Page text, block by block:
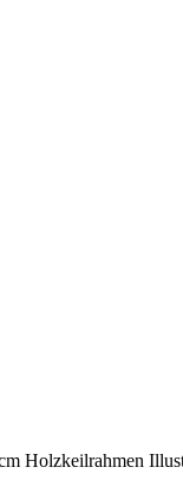
Holzkeilrahmen